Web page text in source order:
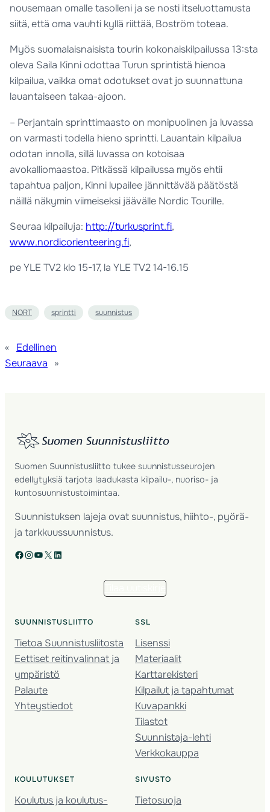
nousemaan omalle tasolleni ja se nosti itseluottamusta
siitä, että oma vauhti kyllä riittää, Boström toteaa.
Myös suomalaisnaisista tourin kokonaiskilpailussa 13:sta
oleva Saila Kinni odottaa Turun sprintistä hienoa
kilpailua, vaikka omat odotukset ovat jo suunnattuna
lauantaiseen takaa-ajoon.
– Perjantain sprinttimaasto on monipuolinen ja luvassa
on varmasti todella hieno sprintti. Lauantain kilpailua
odotan innolla, sillä luvassa on kotoisaa
avokalliomaastoa. Pitkässä kilpailussa myös ehtii
tapahtua paljon, Kinni lupailee jännittävää päätöstä
näillä näkymin viimeiseksi jäävälle Nordic Tourille.
Seuraa kilpailuja: http://turkusprint.fi,
www.nordicorienteering.fi,
pe YLE TV2 klo 15-17, la YLE TV2 14-16.15
NORT sprintti suunnistus
«
Edellinen
Seuraava
»
Suomen Suunnistusliitto tukee suunnistusseurojen
edellytyksiä tarjota laadukasta kilpailu-, nuoriso- ja
kuntosuunnistustoimintaa.
Suunnistuksen lajeja ovat suunnistus, hiihto-, pyörä-
ja tarkkuussuunnistus.
Facebook Instagram YouTube X LinkedIn
SUUNNISTUSLIITTO
Tietoa Suunnistusliitosta
Eettiset reitinvalinnat ja
ympäristö
Palaute
Yhteystiedot
SSL
Lisenssi
Materiaalit
Karttarekisteri
Kilpailut ja tapahtumat
Kuvapankki
Tilastot
Suunnistaja-lehti
Verkkokauppa
KOULUTUKSET
Koulutus ja koulutus­
SIVUSTO
Tietosuoja